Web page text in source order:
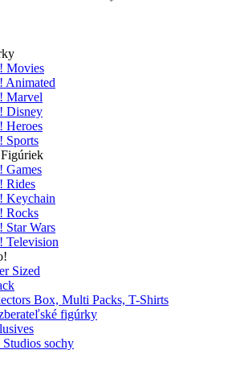
Movies
Animated
Marvel
Disney
Heroes
Sports
Games
Rides
Keychain
Rocks
Star Wars
Television
Sized
Box, Multi Packs, T-Shirts
figúrky
sochy